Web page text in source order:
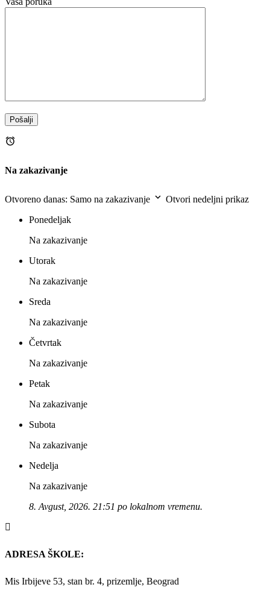
Na zakazivanje
Otvoreno danas: Samo na zakazivanje
Otvori nedeljni prikaz
Ponedeljak
Na zakazivanje
Utorak
Na zakazivanje
Sreda
Na zakazivanje
Četvrtak
Na zakazivanje
Petak
Na zakazivanje
Subota
Na zakazivanje
Nedelja
Na zakazivanje
8. Avgust, 2026. 21:51 po lokalnom vremenu.
ADRESA ŠKOLE:
Mis Irbijeve 53, stan br. 4, prizemlje, Beograd